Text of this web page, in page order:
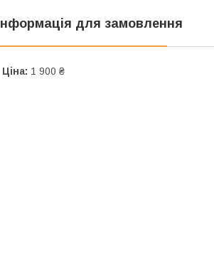
Інформація для замовлення
Ціна: 1 900 ₴